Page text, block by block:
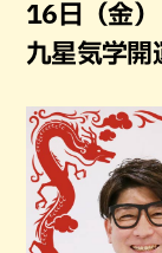
16日（金
九星気学開